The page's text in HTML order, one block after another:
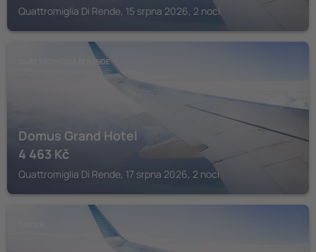
Quattromiglia Di Rende, 15 srpna 2026, 2 noci
QUATTROMIGLIA DI RENDE
Domus Grand Hotel
4 463 Kč
Quattromiglia Di Rende, 17 srpna 2026, 2 noci